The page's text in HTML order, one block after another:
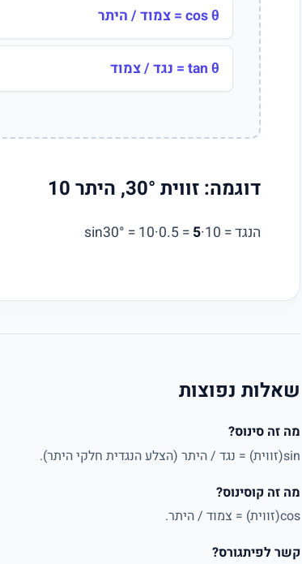
cos θ = צמוד / היתר
tan θ = נגד / צמוד
דוגמה: זווית 30°, היתר 10
הנגד = 10·sin30° = 10·0.5 = 5
שאלות נפוצות
מה זה סינוס?
sin(זווית) = נגד / היתר (הצלע הנגדית חלקי היתר).
מה זה קוסינוס?
cos(זווית) = צמוד / היתר.
קשר לפיתגורס?